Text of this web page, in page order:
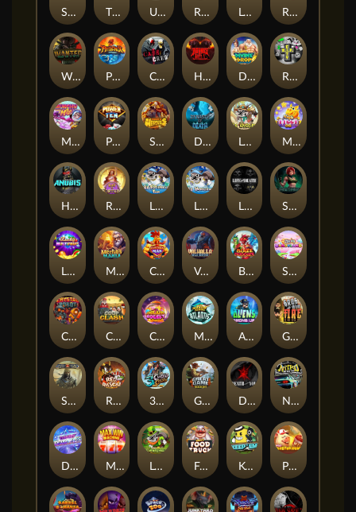
STORMBORN THE WILDWOOD CURSE Ultimate Slot of America Reign of Rome Le Bandit Rad Maxx
Wanted Dead or a Wild Phoenix Cash Crew Hounds Of Hell Divine Drop RIP City
Munchy Milo Power of 10 Strength Of Hercules Dynasty of Death Le Digger Magic Piggy OG
Hand of Anubis Rise of Fortuna LE FOOTBALL FAN LE HOOLIGAN Life and Death Shadow Treasure
Lucky Multifruit Merlin's Mania Chicken Man Valhalla: Wild Winter Blaze Buddies Sticky Candyland
Crystal Robot Coop Clash Chocolate Rocket Marlin Masters Atlantis Aliens Among Us Grug Make Fire
Sand and Ashes Red Rascal™ 3 Cursed Chests™ Great Game Rockies Death Becomes You Nitro Nights
Dandy Diamonds Max Win Machine Le Prechaun Fred's Food Truck Keep 'em Piggy Cluster Hunt